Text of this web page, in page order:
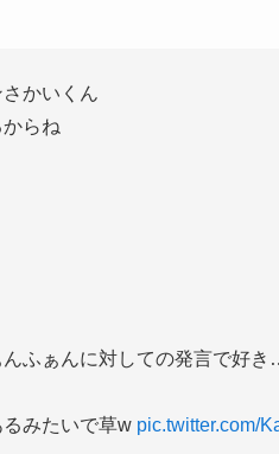
かいくん
らね
んふぁんに対しての発言で好
みたいで草w pic.twitter.com/